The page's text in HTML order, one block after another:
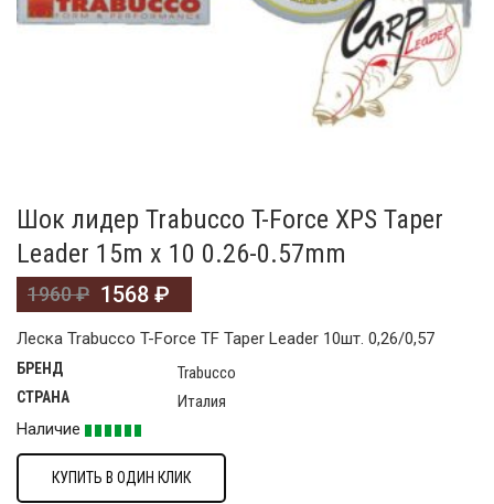
Шок лидер Trabucco T-Force XPS Taper
Leader 15m x 10 0.26-0.57mm
1960₽ 1568 ₽
Леска Trabucco T-Force TF Taper Leader 10шт. 0,26/0,57
БРЕНД Trabucco
СТРАНА
Италия
Наличие
КУПИТЬ В ОДИН КЛИК